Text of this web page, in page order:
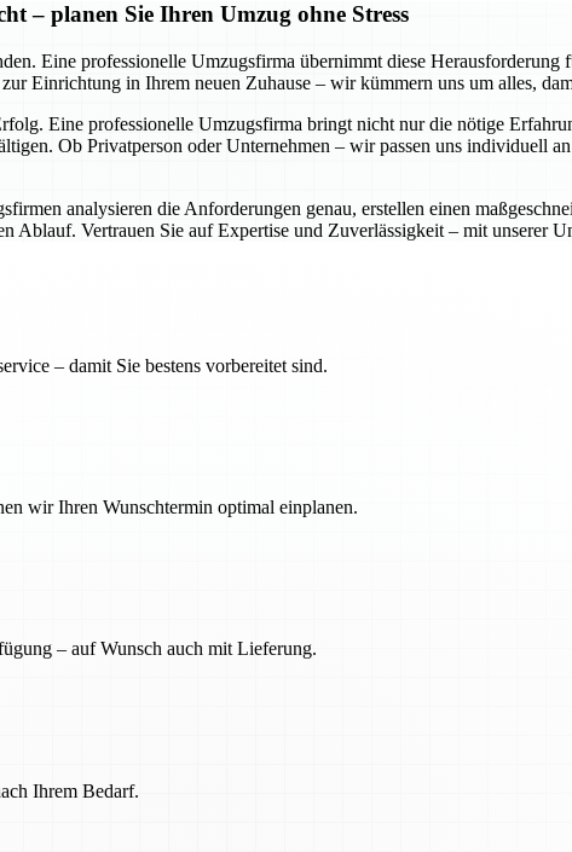
– planen Sie Ihren Umzug ohne Stress
Eine professionelle Umzugsfirma übernimmt diese Herausforderung
Einrichtung in Ihrem neuen Zuhause – wir kümmern uns um alles,
Eine professionelle Umzugsfirma bringt nicht nur die nötige
Ob Privatperson oder Unternehmen – wir passen uns individuell
analysieren die Anforderungen genau, erstellen einen
Ablauf. Vertrauen Sie auf Expertise und Zuverlässigkeit – mit unserer
– damit Sie bestens vorbereitet sind.
wir Ihren Wunschtermin optimal einplanen.
– auf Wunsch auch mit Lieferung.
Ihrem Bedarf.